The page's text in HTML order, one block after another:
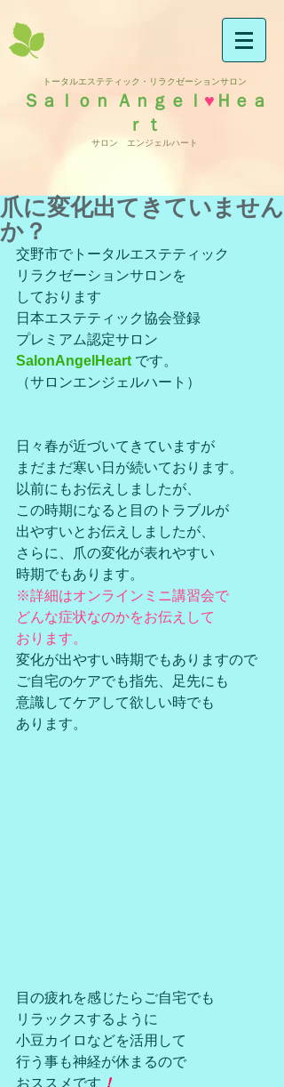
トータルエステティック・リラクゼーションサロン
Ｓａｌｏｎ Ａｎｇｅｌ ♥ Ｈｅａ
ｒｔ
サロン エンジェルハート
爪に変化出てきていません
か？
交野市でトータルエステティック
リラクゼーションサロンを
しております
日本エステティック協会登録
プレミアム認定サロン
SalonAngelHeart です。
（サロンエンジェルハート）
日々春が近づいてきていますが
まだまだ寒い日が続いております。
以前にもお伝えしましたが、
この時期になると目のトラブルが
出やすいとお伝えしましたが、
さらに、爪の変化が表れやすい
時期でもあります。
※詳細はオンラインミニ講習会で
どんな症状なのかをお伝えして
おります。
変化が出やすい時期でもありますので
ご自宅のケアでも指先、足先にも
意識してケアして欲しい時でも
あります。
目の疲れを感じたらご自宅でも
リラックスするように
小豆カイロなどを活用して
行う事も神経が休まるので
おススメです ！